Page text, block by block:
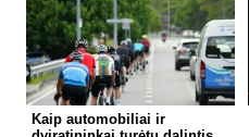
Kaip automobiliai ir